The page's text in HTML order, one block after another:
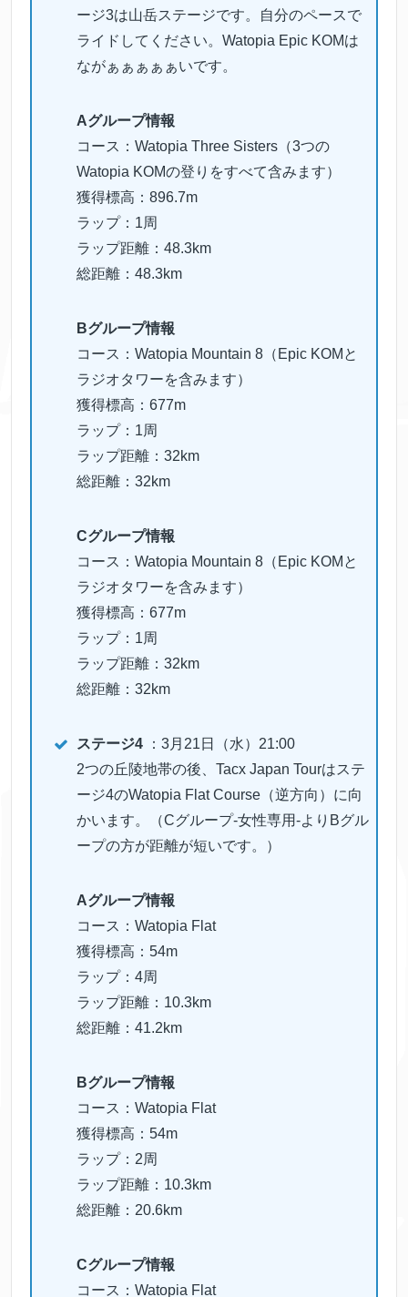
ージ3は山岳ステージです。自分のペースで
ライドしてください。Watopia Epic KOMは
ながぁぁぁぁぁいです。
Aグループ情報
コース：Watopia Three Sisters（3つの
Watopia KOMの登りをすべて含みます）
獲得標高：896.7m
ラップ：1周
ラップ距離：48.3km
総距離：48.3km
Bグループ情報
コース：Watopia Mountain 8（Epic KOMと
ラジオタワーを含みます）
獲得標高：677m
ラップ：1周
ラップ距離：32km
総距離：32km
Cグループ情報
コース：Watopia Mountain 8（Epic KOMと
ラジオタワーを含みます）
獲得標高：677m
ラップ：1周
ラップ距離：32km
総距離：32km
ステージ4
：3月21日（水）21:00
2つの丘陵地帯の後、Tacx Japan Tourはステ
ージ4のWatopia Flat Course（逆方向）に向
かいます。（Cグループ-女性専用-よりBグル
ープの方が距離が短いです。）
Aグループ情報
コース：Watopia Flat
獲得標高：54m
ラップ：4周
ラップ距離：10.3km
総距離：41.2km
Bグループ情報
コース：Watopia Flat
獲得標高：54m
ラップ：2周
ラップ距離：10.3km
総距離：20.6km
Cグループ情報
コース：Watopia Flat